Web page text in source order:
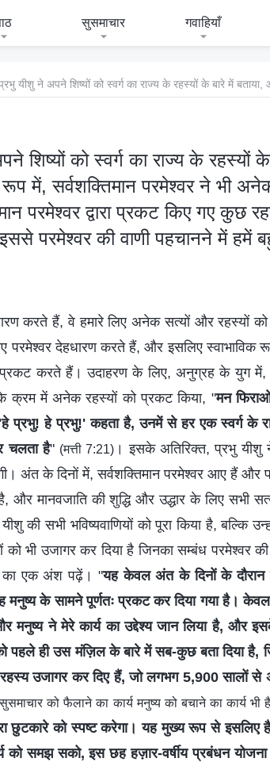
सुसमाचार गवाहियाँ
शिष्यों को स्वर्ग का राज्य के रहस्यों के
में, सर्वशक्तिमान परमेश्वर ने भी
परमेश्वर द्वारा प्रकट किए गए कुछ
परमेश्वर की वाणी पहचानने में हमें
करते हैं, वे हमारे लिए अनेक सत्यों और रहस्यों
परमेश्वर देहधारण करते हैं, और इसलिए
करते हैं। उदाहरण के लिए, अनुग्रह के युग में,
क्रम में अनेक रहस्यों को प्रकट किया, "मन
प्रभु! हे प्रभु!' कहता है, उनमें से हर एक स्वर्ग के
चलता है" (मत्ती 7:21) । इसके अतिरिक्त, प्रभु
अंत के दिनों में, सर्वशक्तिमान परमेश्वर आए हैं
और मानवजाति की शुद्धि और उद्धार के लिए सभी
की सभी भविष्यवाणियों को पूरा किया है, बल्कि
को भी उजागर कर दिया है जिनका सम्बंध परमेश्वर
का एक अंश पढ़ें। "यह केवल अंत के दिनों के दौरान
मनुष्य के सामने पूर्णतः प्रकट कर दिया गया है।
मनुष्य ने मेरे कार्य का उद्देश्य जान लिया है, और
पहले ही उस मंज़िल के बारे में सब-कुछ बता दिया है,
उजागर कर दिए हैं, जो लगभग 5,900 सालों
को फैलाने का कार्य मनुष्य को बचाने का कार्य भी
छुटकारे को स्पष्ट करेगा। यह मुख्य रूप से इसलिए
को समझ सको, इस छह हज़ार-वर्षीय प्रबंधन